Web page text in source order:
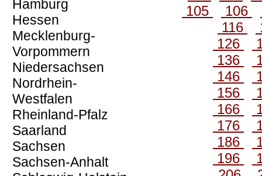
Hamburg
Hessen
Mecklenburg-
Vorpommern
Niedersachsen
Nordrhein-
Westfalen
Rheinland-Pfalz
Saarland
Sachsen
Sachsen-Anhalt
105
106
116
126
136
146
156
166
176
186
196